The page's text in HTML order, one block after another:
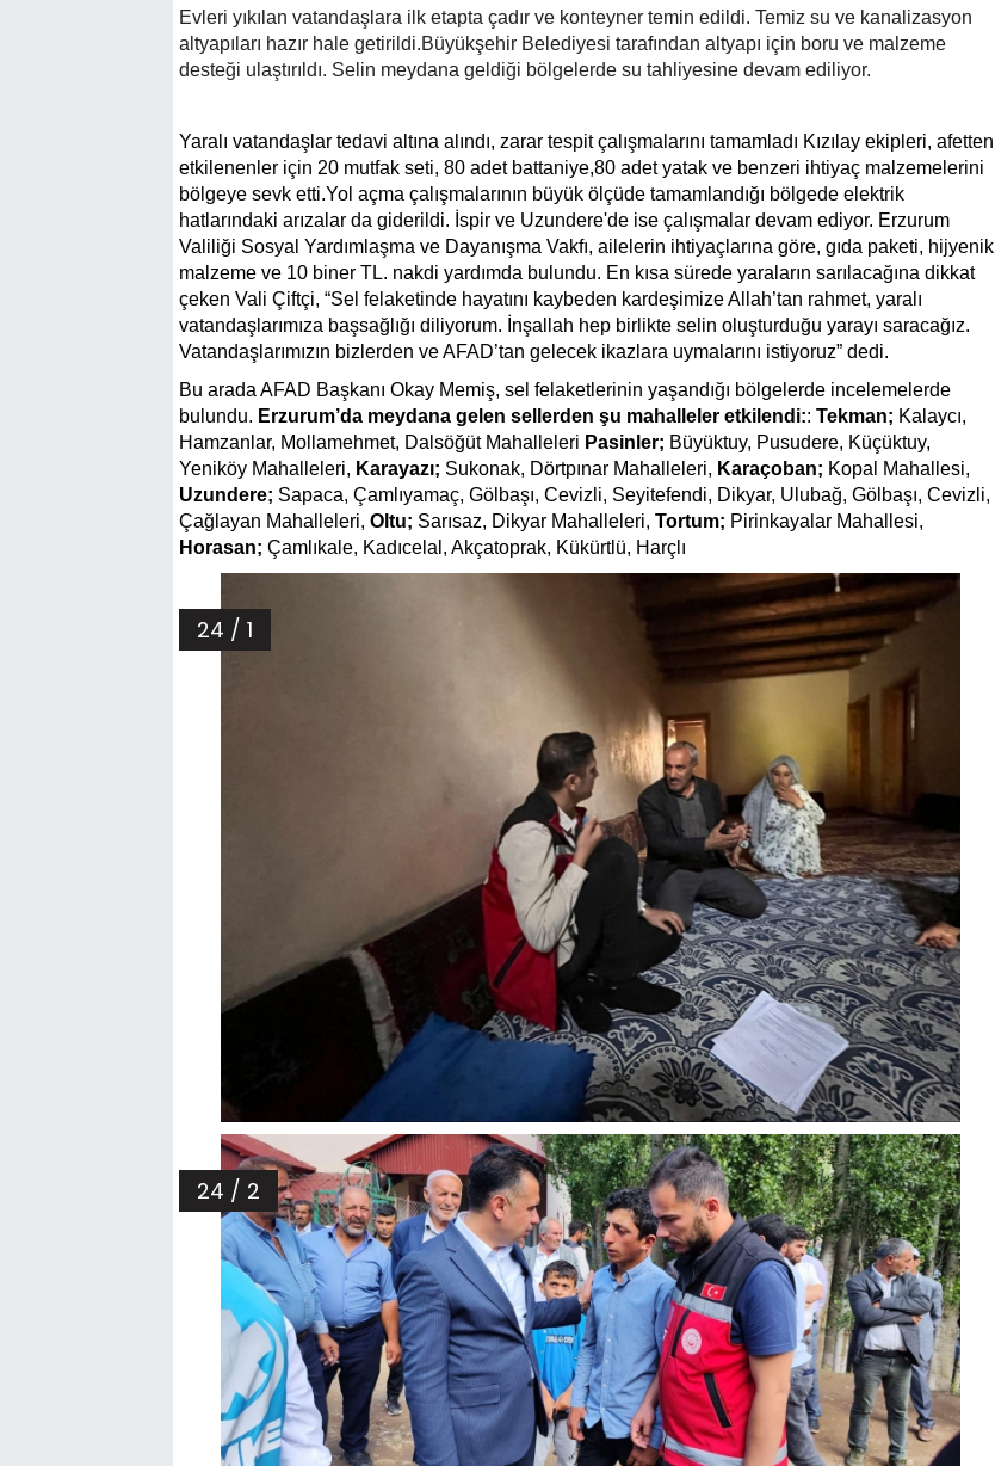
Evleri yıkılan vatandaşlara ilk etapta çadır ve konteyner temin edildi. Temiz su ve kanalizasyon
altyapıları hazır hale getirildi.Büyükşehir Belediyesi tarafından altyapı için boru ve malzeme
desteği ulaştırıldı. Selin meydana geldiği bölgelerde su tahliyesine devam ediliyor.
Yaralı vatandaşlar tedavi altına alındı, zarar tespit çalışmalarını tamamladı Kızılay ekipleri, afetten
etkilenenler için 20 mutfak seti, 80 adet battaniye,80 adet yatak ve benzeri ihtiyaç malzemelerini
bölgeye sevk etti.Yol açma çalışmalarının büyük ölçüde tamamlandığı bölgede elektrik
hatlarındaki arızalar da giderildi. İspir ve Uzundere'de ise çalışmalar devam ediyor. Erzurum
Valiliği Sosyal Yardımlaşma ve Dayanışma Vakfı, ailelerin ihtiyaçlarına göre, gıda paketi, hijyenik
malzeme ve 10 biner TL. nakdi yardımda bulundu. En kısa sürede yaraların sarılacağına dikkat
çeken Vali Çiftçi, “Sel felaketinde hayatını kaybeden kardeşimize Allah’tan rahmet, yaralı
vatandaşlarımıza başsağlığı diliyorum. İnşallah hep birlikte selin oluşturduğu yarayı saracağız.
Vatandaşlarımızın bizlerden ve AFAD’tan gelecek ikazlara uymalarını istiyoruz” dedi.
Bu arada AFAD Başkanı Okay Memiş, sel felaketlerinin yaşandığı bölgelerde incelemelerde
bulundu. Erzurum’da meydana gelen sellerden şu mahalleler etkilendi:: Tekman; Kalaycı,
Hamzanlar, Mollamehmet, Dalsöğüt Mahalleleri Pasinler; Büyüktuy, Pusudere, Küçüktuy,
Yeniköy Mahalleleri, Karayazı; Sukonak, Dörtpınar Mahalleleri, Karaçoban; Kopal Mahallesi,
Uzundere; Sapaca, Çamlıyamaç, Gölbaşı, Cevizli, Seyitefendi, Dikyar, Ulubağ, Gölbaşı, Cevizli,
Çağlayan Mahalleleri, Oltu; Sarısaz, Dikyar Mahalleleri, Tortum; Pirinkayalar Mahallesi,
Horasan; Çamlıkale, Kadıcelal, Akçatoprak, Kükürtlü, Harçlı
24 / 1
24 / 2